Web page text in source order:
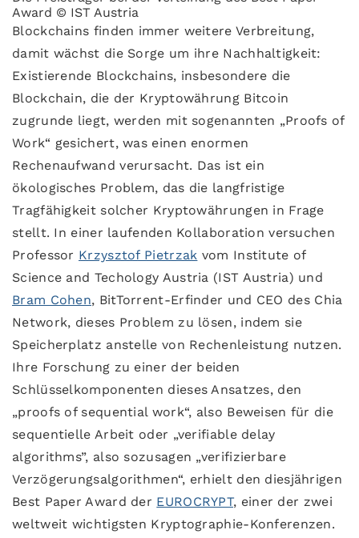
Award © IST Austria
Blockchains finden immer weitere Verbreitung,
damit wächst die Sorge um ihre Nachhaltigkeit:
Existierende Blockchains, insbesondere die
Blockchain, die der Kryptowährung Bitcoin
zugrunde liegt, werden mit sogenannten „Proofs of
Work“ gesichert, was einen enormen
Rechenaufwand verursacht. Das ist ein
ökologisches Problem, das die langfristige
Tragfähigkeit solcher Kryptowährungen in Frage
stellt. In einer laufenden Kollaboration versuchen
Professor Krzysztof Pietrzak vom Institute of
Science and Techology Austria (IST Austria) und
Bram Cohen, BitTorrent-Erfinder und CEO des Chia
Network, dieses Problem zu lösen, indem sie
Speicherplatz anstelle von Rechenleistung nutzen.
Ihre Forschung zu einer der beiden
Schlüsselkomponenten dieses Ansatzes, den
„proofs of sequential work“, also Beweisen für die
sequentielle Arbeit oder „verifiable delay
algorithms”, also sozusagen „verifizierbare
Verzögerungsalgorithmen“, erhielt den diesjährigen
Best Paper Award der EUROCRYPT, einer der zwei
weltweit wichtigsten Kryptographie-Konferenzen.